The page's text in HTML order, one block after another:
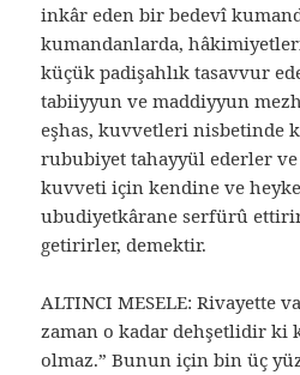
inkâr eden bir bedevî
kumandanlarda,
küçük padişahlık tasavvur
tabiiyyun ve maddiyyun
eşhas, kuvvetleri nisbetinde
rububiyet tahayyül ederler
kuvveti için kendine ve
ubudiyetkârane serfürû
getirirler, demektir.
ALTINCI MESELE: Rivayette
zaman o kadar dehşetlidir ki
olmaz.” Bunun için bin üç